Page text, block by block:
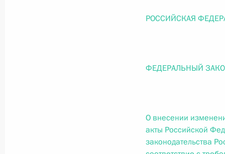
Федеральный закон от
РОССИЙСКАЯ
ФЕДЕРАЛЬНЫЙ
О внесении
акты Российской
законодательства